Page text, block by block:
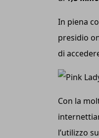
In piena
presidio
di
Con la
l’utilizzo